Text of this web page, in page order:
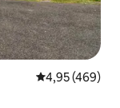
4,95 (469)